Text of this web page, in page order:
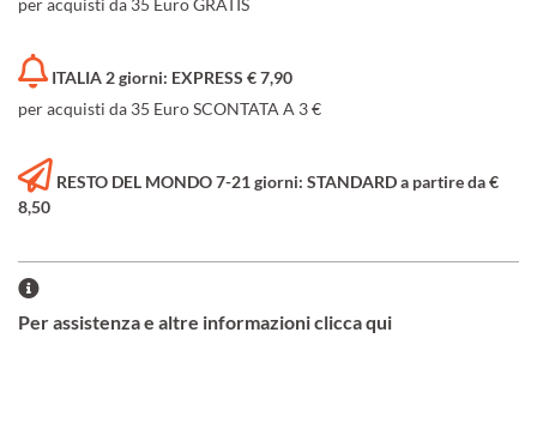
ITALIA 2 giorni: EXPRESS € 7,90
per acquisti da 35 Euro SCONTATA A 3 €
RESTO DEL MONDO 7-21 giorni: STANDARD a partire da €
8,50
Per assistenza e altre informazioni clicca qui